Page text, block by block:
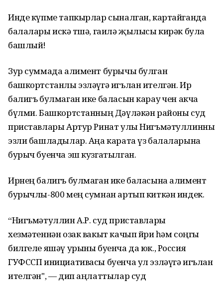
Инде күпме тапкырлар сыналган, картайганда
балалары искә төшә, гаилә җылысы кирәк була
башлый!
Зур суммада алимент бурычы булган
башкортстанлы эзләүгә игълан ителгән. Ир
балигъ булмаган ике баласын карау өчен акча
бүлми. Башкортстанның Дәүләкән районы суд
приставлары Артур Ринат улы Нигъмәтуллинны
эзли башладылар. Аңа карата үз балаларына
бурыч буенча эш кузгатылган.
Ирнең балигъ булмаган ике баласына алимент
бурычлы-800 мең сумнан артып киткән индек.
“Нигъмәтуллин А.Р. суд приставлары
хезмәтеннән озак вакыт качып йөри һәм соңгы
билгеле яшәү урыны буенча да юк., Россия
ГУФССП инициативасы буенча ул эзләүгә игълан
ителгән", — дип аңлаттылар суд